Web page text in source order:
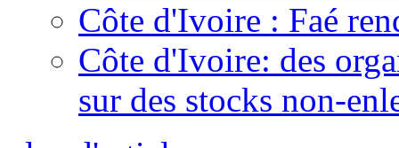
Côte d'Ivoire : Faé
Côte d'Ivoire: des
sur des stocks non-